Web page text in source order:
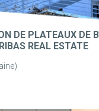
DE PLATEAUX DE
REAL ESTATE